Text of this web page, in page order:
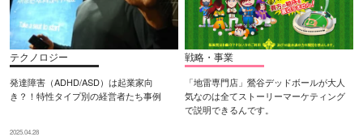
テクノロジー
発達障害（ADHD/ASD）は起業家向
き？！特性タイプ別の経営者たち事例
2025.04.28
戦略・事業
「地雷専門店」鶯谷デッドボールが大人
気なのは全てストーリーマーケティング
で説明できるんです。